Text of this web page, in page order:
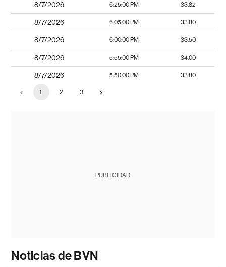
8/7/2026 6:25:00 PM 33.82
8/7/2026 6:05:00 PM 33.80
8/7/2026 6:00:00 PM 33.50
8/7/2026 5:55:00 PM 34.00
8/7/2026 5:50:00 PM 33.80
1 2 3
PUBLICIDAD
Noticias de BVN